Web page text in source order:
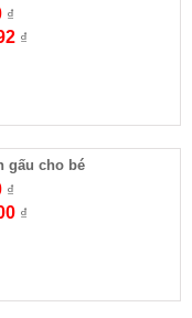
₫
₫
gấu cho bé
₫
₫